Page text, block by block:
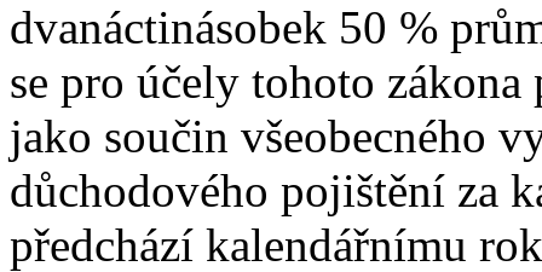
dvanáctinásobek 50 %
se pro účely tohoto zákona
jako součin všeobecného
důchodového pojištění za
předchází kalendářnímu